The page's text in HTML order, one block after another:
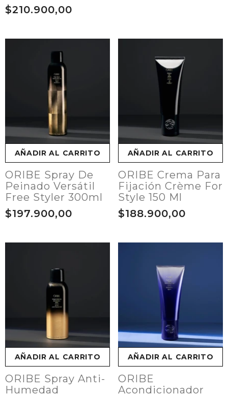
$210.900,00
AÑADIR AL CARRITO
ORIBE Spray De
Peinado Versátil
Free Styler 300ml
$197.900,00
AÑADIR AL CARRITO
ORIBE Crema Para
Fijación Crème For
Style 150 Ml
$188.900,00
AÑADIR AL CARRITO
ORIBE Spray Anti-
Humedad
AÑADIR AL CARRITO
ORIBE
Acondicionador